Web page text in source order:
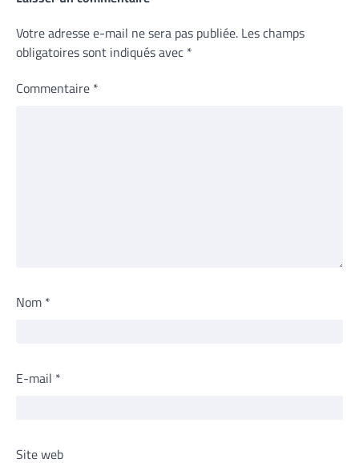
Votre adresse e-mail ne sera pas publiée. Les champs
obligatoires sont indiqués avec *
Commentaire *
Nom *
E-mail *
Site web